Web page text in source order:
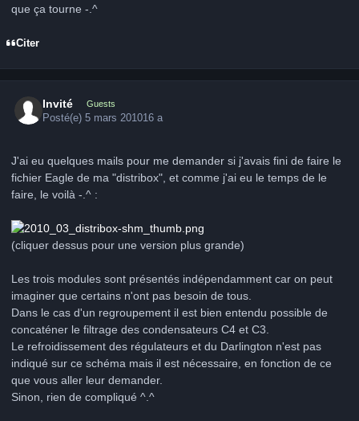
que ça tourne -.^
Citer
Invité Guests
Posté(e)5 mars 201016 a
J'ai eu quelques mails pour me demander si j'avais fini de faire le
fichier Eagle de ma "distribox", et comme j'ai eu le temps de le
faire, le voilà -.^ :
(cliquer dessus pour une version plus grande)
Les trois modules sont présentés indépendamment car on peut
imaginer que certains n'ont pas besoin de tous.
Dans le cas d'un regroupement il est bien entendu possible de
concaténer le filtrage des condensateurs C4 et C3.
Le refroidissement des régulateurs et du Darlington n'est pas
indiqué sur ce schéma mais il est nécessaire, en fonction de ce
que vous aller leur demander.
Sinon, rien de compliqué ^.^